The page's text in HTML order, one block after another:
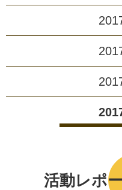
活動レポ